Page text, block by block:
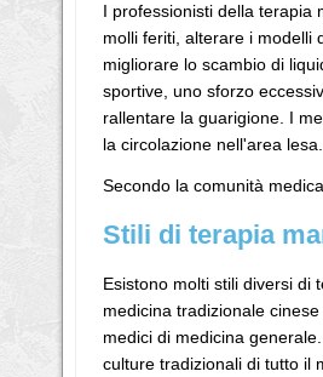
I professionisti della terapia
molli feriti, alterare i modelli
migliorare lo scambio di
sportive, uno sforzo
rallentare la guarigione. I
la circolazione nell'area lesa.
Secondo la comunità
Stili di terapia
Esistono molti stili diversi di
medicina tradizionale
medici di medicina
culture tradizionali di tutto il